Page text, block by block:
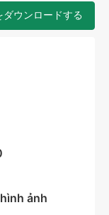
ダウンロードする
ảnh